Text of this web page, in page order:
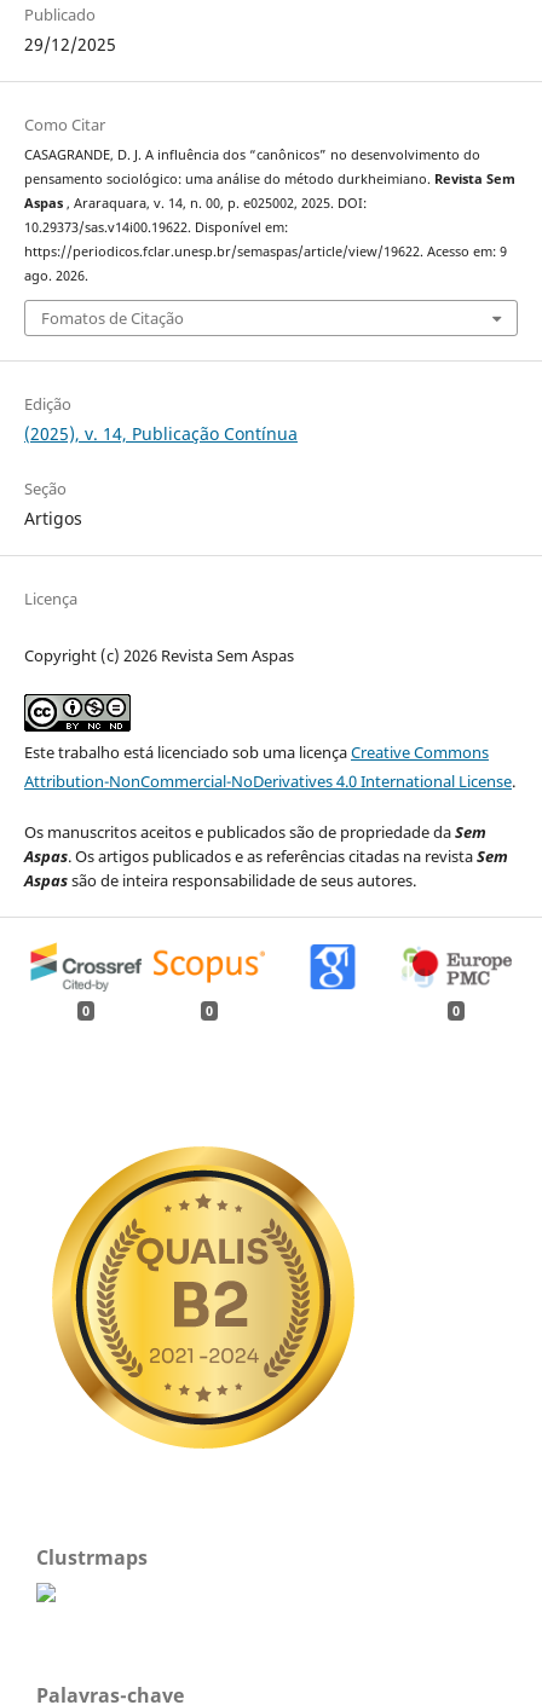
Publicado
29/12/2025
Como Citar
CASAGRANDE, D. J. A influência dos “canônicos” no desenvolvimento do
pensamento sociológico: uma análise do método durkheimiano. Revista Sem
Aspas , Araraquara, v. 14, n. 00, p. e025002, 2025. DOI:
10.29373/sas.v14i00.19622. Disponível em:
https://periodicos.fclar.unesp.br/semaspas/article/view/19622. Acesso em: 9
ago. 2026.
Fomatos de Citação
Edição
(2025), v. 14, Publicação Contínua
Seção
Artigos
Licença
Copyright (c) 2026 Revista Sem Aspas
Este trabalho está licenciado sob uma licençaCreative Commons
Attribution-NonCommercial-NoDerivatives 4.0 International License.
Os manuscritos aceitos e publicados são de propriedade daSem
Aspas. Os artigos publicados e as referências citadas na revistaSem
Aspassão de inteira responsabilidade de seus autores.
0 0 0
Clustrmaps
Palavras-chave